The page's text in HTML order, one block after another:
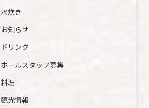
水炊き
お知らせ
ドリンク
ホールスタッフ募集
料理
観光情報